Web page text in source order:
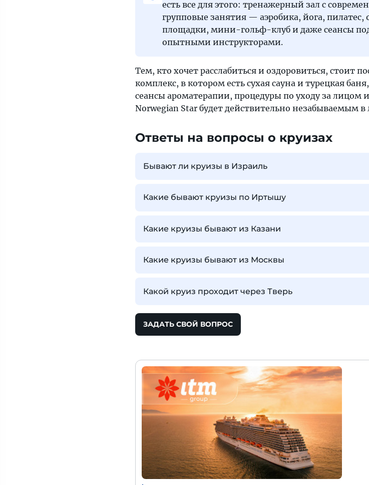
есть все для этого: тренажерный зал с
групповые занятия — аэробика, йога,
площадки, мини-гольф-клуб и даже сеансы
опытными инструкторами.
Тем, кто хочет расслабиться и оздоровиться, стоит
комплекс, в котором есть сухая сауна и турецкая
сеансы ароматерапии, процедуры по уходу за лицом
Norwegian Star будет действительно незабываемым в
Ответы на вопросы о круизах
Бывают ли круизы в Израиль
Какие бывают круизы по Иртышу
Какие круизы бывают из Казани
Какие круизы бывают из Москвы
Какой круиз проходит через Тверь
ЗАДАТЬ СВОЙ ВОПРОС